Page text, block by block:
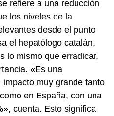
refiere a una reducción
los niveles de la
desde el punto
el hepatólogo catalán,
lo mismo que erradicar,
«Es una
muy grande tanto
en España, con una
cuenta. Esto significa